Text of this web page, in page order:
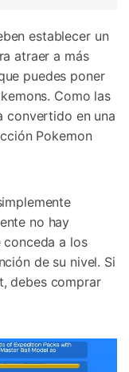
establecer un
atraer a más
puedes poner
Como las
convertido en una
Pokemon
no hay
conceda a los
de su nivel. Si
debes comprar